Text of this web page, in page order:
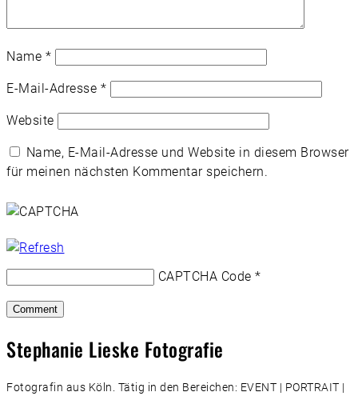
Name *
E-Mail-Adresse *
Website
Name, E-Mail-Adresse und Website in diesem Browser
für meinen nächsten Kommentar speichern.
CAPTCHA Code *
Stephanie Lieske Fotografie
Fotografin aus Köln. Tätig in den Bereichen: EVENT | PORTRAIT |